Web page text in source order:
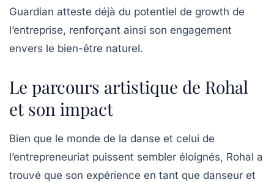
Guardian atteste déjà du potentiel de growth de
l’entreprise, renforçant ainsi son engagement
envers le bien-être naturel.
Le parcours artistique de Rohal
et son impact
Bien que le monde de la danse et celui de
l’entrepreneuriat puissent sembler éloignés, Rohal a
trouvé que son expérience en tant que danseur et